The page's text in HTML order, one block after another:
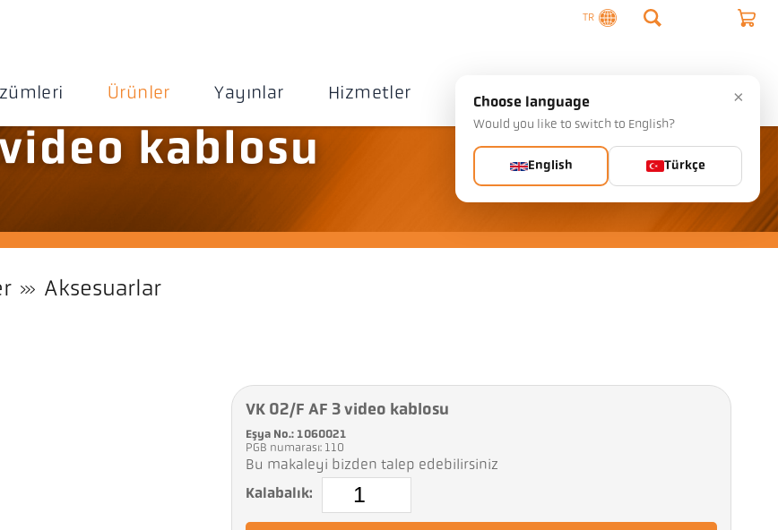
TR
Ürünler Yayınlar Hizmetler Şirket İletişim
kablosu
Aksesuarlar
VK 02/F AF 3 video kablosu
Eşya No.: 1060021
PGB numarası: 110
Bu makaleyi bizden talep edebilirsiniz
Kalabalık:
×
Choose language
Would you like to switch to English?
English Türkçe